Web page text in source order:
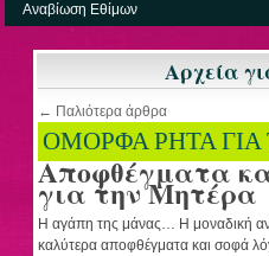
Αναβίωση Εθίμων
Αρχεία
← Παλιότερα άρθρα
ΟΜΟΡΦΑ ΡΗΤΑ
Αποφθέγματα
για την Μητέρα
Η αγάπη της μάνας… Η μοναδική
καλύτερα αποφθέγματα και σοφά